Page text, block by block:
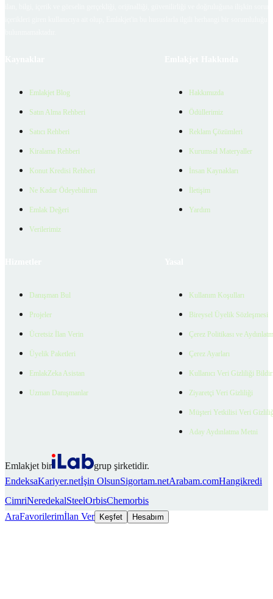
Emlakjet Blog
Satın Alma Rehberi
Satıcı Rehberi
Kiralama Rehberi
Konut Kredisi Rehberi
Ne Kadar Ödeyebilirim
Emlak Değeri
Verilerimiz
Hakkımızda
Ödüllerimiz
Reklam Çözümleri
Kurumsal Materyaller
İnsan Kaynakları
İletişim
Yardım
Danışman Bul
Projeler
Ücretsiz İlan Verin
Üyelik Paketleri
EmlakZeka Asistan
Uzman Danışmanlar
Kullanım Koşulları
Bireysel Üyelik Sözleşmesi
Çerez Politikası ve
Çerez Ayarları
Kullanıcı Veri Gizliliği
Ziyaretçi Veri Gizliliği
Müşteri Yetkilisi Veri
Aday Aydınlatma Metni
Emlakjet bir
grup şirketidir.
EndeksaKariyer.netİşin OlsunSigortam.netArabam.comHangikredi
CimriNeredekalSteelOrbisChemorbis
AraFavorilerimİlan Ver Keşfet Hesabım